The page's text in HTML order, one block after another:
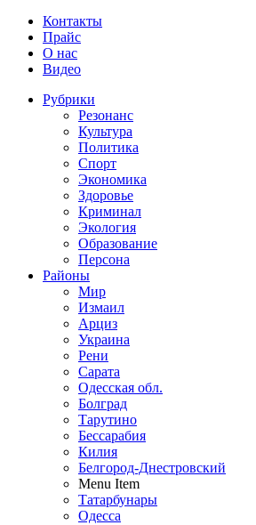
Контакты
Прайс
О нас
Видео
Рубрики
Резонанс
Культура
Политика
Спорт
Экономика
Здоровье
Криминал
Экология
Образование
Персона
Районы
Мир
Измаил
Арциз
Украина
Рени
Сарата
Одесская обл.
Болград
Тарутино
Бессарабия
Килия
Белгород-Днестровский
Menu Item
Татарбунары
Одесса